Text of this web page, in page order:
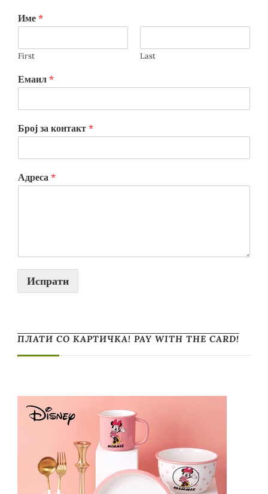
Име *
First Last
Емаил *
Број за контакт *
Адреса *
Испрати
ПЛАТИ СО КАРТИЧКА! PAY WITH THE CARD!